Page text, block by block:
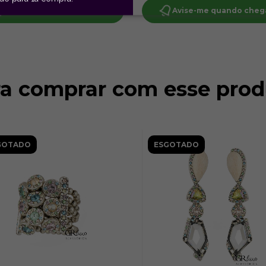
Avise-me quando
comprar com esse
ESGOTADO